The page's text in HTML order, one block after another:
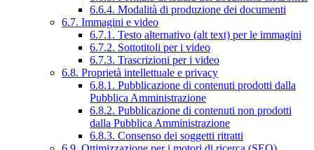
6.6.4. Modalità di produzione dei documenti
6.7. Immagini e video
6.7.1. Testo alternativo (alt text) per le immagini
6.7.2. Sottotitoli per i video
6.7.3. Trascrizioni per i video
6.8. Proprietà intellettuale e privacy
6.8.1. Pubblicazione di contenuti prodotti dalla
Pubblica Amministrazione
6.8.2. Pubblicazione di contenuti non prodotti
dalla Pubblica Amministrazione
6.8.3. Consenso dei soggetti ritratti